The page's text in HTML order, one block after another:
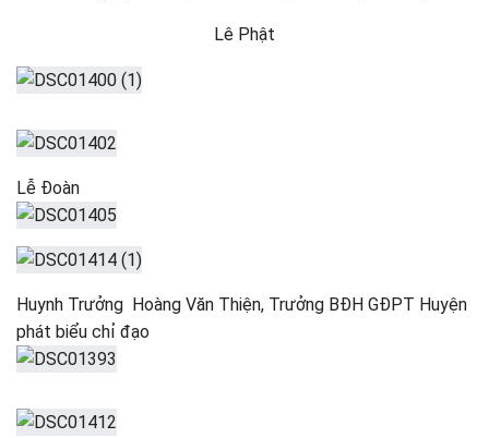
Lê Phật
Lễ Đoàn
Huynh Trưởng Hoàng Văn Thiện, Trưởng BĐH GĐPT Huyện
phát biểu chỉ đạo